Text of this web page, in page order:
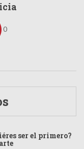
0
ser el primero?